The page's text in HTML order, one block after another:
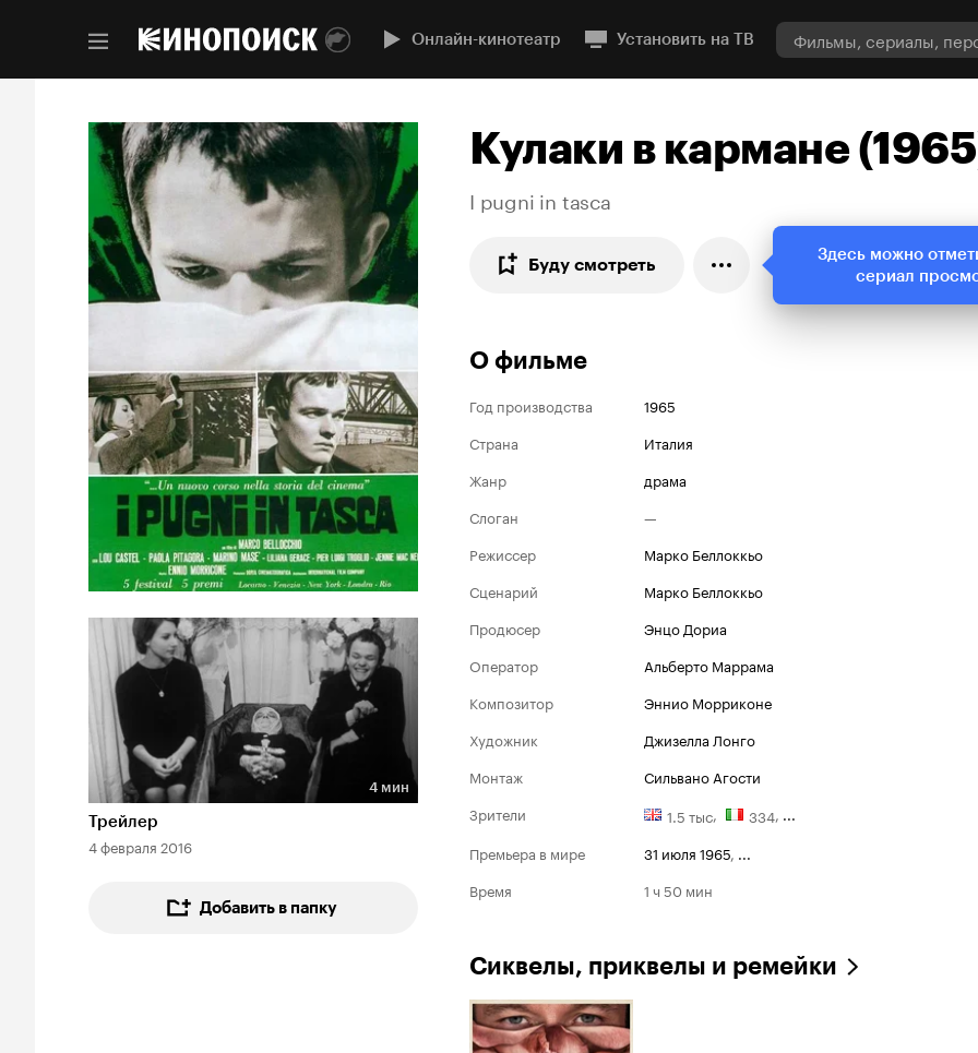
Онлайн-кинотеатр Установить на ТВ
Длительность 4 мин
4 мин
Трейлер
4 февраля 2016
Добавить в папку
Кулаки в кармане
I pugni in tasca
Буду смотреть
О фильме
Год производства
1965
Страна
Италия
Жанр
драма
Слоган
—
Режиссер
Марко Беллоккьо
Сценарий
Марко Беллоккьо
Продюсер
Энцо Дориа
Оператор
Альберто Маррама
Композитор
Эннио Морриконе
Художник
Джизелла Лонго
Монтаж
Сильвано Агости
Зрители
1.5 тыс, 334, ...
Премьера в мире
31 июля 1965
Время
1 ч 50 мин
Сиквелы, приквелы и ремейки
Здесь можно
сериал